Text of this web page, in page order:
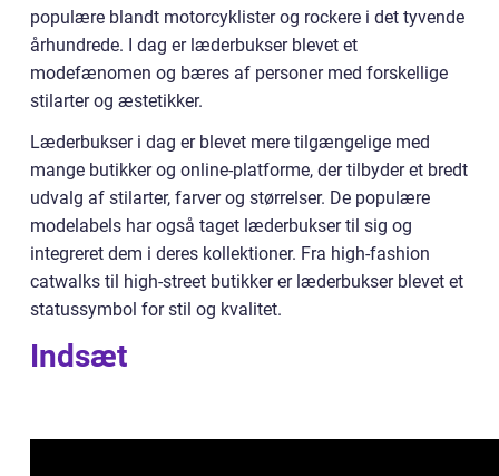
populære blandt motorcyklister og rockere i det tyvende
århundrede. I dag er læderbukser blevet et
modefænomen og bæres af personer med forskellige
stilarter og æstetikker.
Læderbukser i dag er blevet mere tilgængelige med
mange butikker og online-platforme, der tilbyder et bredt
udvalg af stilarter, farver og størrelser. De populære
modelabels har også taget læderbukser til sig og
integreret dem i deres kollektioner. Fra high-fashion
catwalks til high-street butikker er læderbukser blevet et
statussymbol for stil og kvalitet.
Indsæt